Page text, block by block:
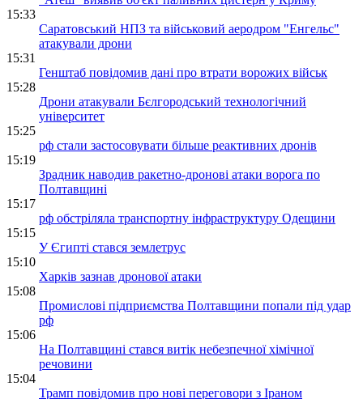
15:33
Саратовський НПЗ та військовий аеродром "Енгельс"
атакували дрони
15:31
Генштаб повідомив дані про втрати ворожих військ
15:28
Дрони атакували Бєлгородський технологічний
університет
15:25
рф стали застосовувати більше реактивних дронів
15:19
Зрадник наводив ракетно-дронові атаки ворога по
Полтавщині
15:17
рф обстріляла транспортну інфраструктуру Одещини
15:15
У Єгипті стався землетрус
15:10
Харків зазнав дронової атаки
15:08
Промислові підприємства Полтавщини попали під удар
рф
15:06
На Полтавщині стався витік небезпечної хімічної
речовини
15:04
Трамп повідомив про нові переговори з Іраном